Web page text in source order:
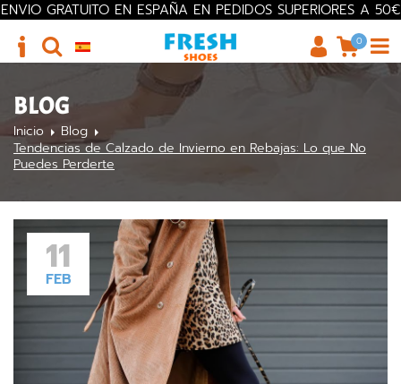
ENVIO GRATUITO EN ESPAÑA EN PEDIDOS SUPERIORES A 50€
0
BLOG
Inicio
Blog
Tendencias de Calzado de Invierno en Rebajas: Lo que No
Puedes Perderte
11
FEB